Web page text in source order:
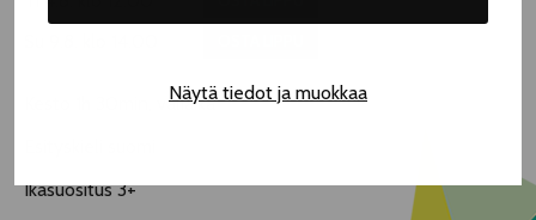
Näytä tiedot ja muokkaa
Kesto 1h 30min, väliaika
Ikäsuositus 3+